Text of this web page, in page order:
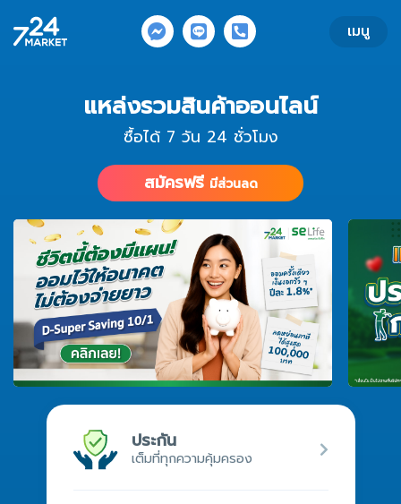
เมนู
แหล่งรวมสินค้าออนไลน์
ซื้อได้ 7 วัน 24 ชั่วโมง
สมัครฟรี มีส่วนลด
ประกัน
เต็มที่ทุกความคุ้มครอง